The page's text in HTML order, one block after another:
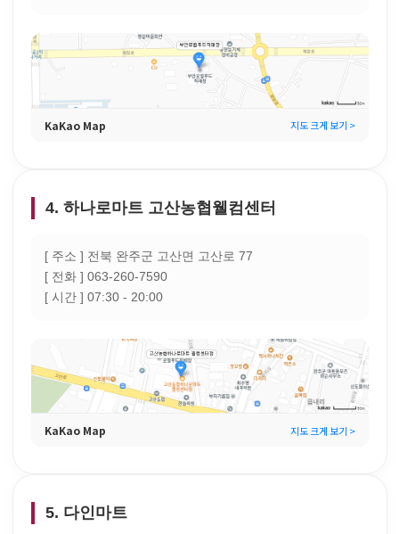
KaKao Map 지도 크게 보기 >
4. 하나로마트 고산농협웰컴센터
[ 주소 ] 전북 완주군 고산면 고산로 77
[ 전화 ] 063-260-7590
[ 시간 ] 07:30 - 20:00
KaKao Map 지도 크게 보기 >
5. 다인마트